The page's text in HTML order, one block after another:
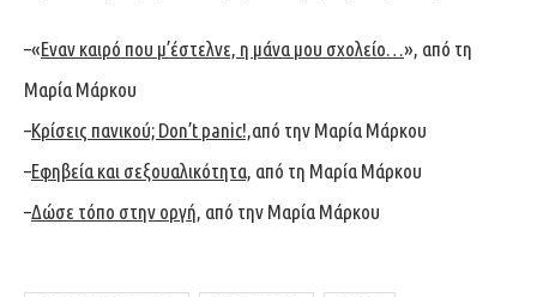
–«Εναν καιρό που μ’έστελνε, η μάνα μου σχολείο…», από τη
Μαρία Μάρκου
–Κρίσεις πανικού; Don’t panic!,από την Μαρία Μάρκου
–Εφηβεία και σεξουαλικότητα, από τη Μαρία Μάρκου
–Δώσε τόπο στην οργή, από την Μαρία Μάρκου